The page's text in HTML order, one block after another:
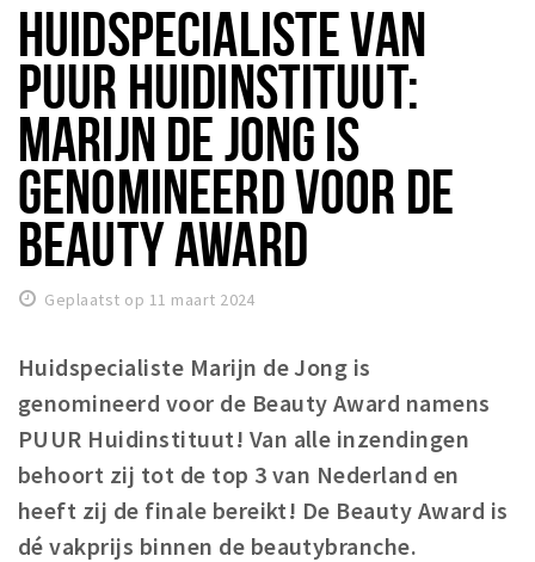
Studentenverenigingen
Studentenraad
Studentenroutes
New in town? Check FAQ!
WONEN
Woonruimte
Inschrijven gemeente
Huisarts en eerste hulp
Q&A
KORTING
Breda Student Shop
Draai aan het rad!
HUIDSPECIALISTE VAN
PUUR HUIDINSTITUUT:
MARIJN DE JONG IS
GENOMINEERD VOOR DE
BEAUTY AWARD
Geplaatst op 11 maart 2024
Huidspecialiste Marijn de Jong is
genomineerd voor de Beauty Award namens
PUUR Huidinstituut! Van alle inzendingen
behoort zij tot de top 3 van Nederland en
heeft zij de finale bereikt! De Beauty Award is
dé vakprijs binnen de beautybranche.